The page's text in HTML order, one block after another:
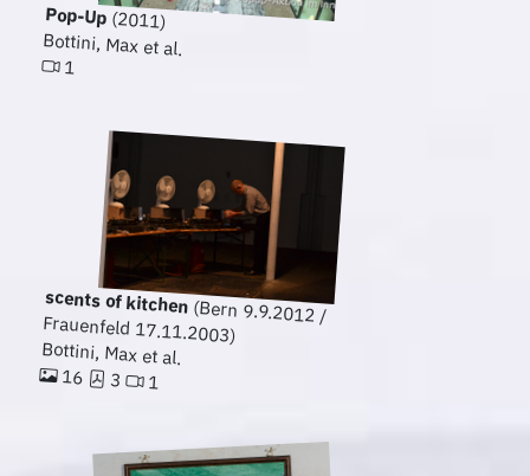
Pop-Up(2011)
Bottini, Max et al.
1
scents of kitchen(Bern 9.9.2012 /
Frauenfeld 17.11.2003)
Bottini, Max et al.
16 3 1